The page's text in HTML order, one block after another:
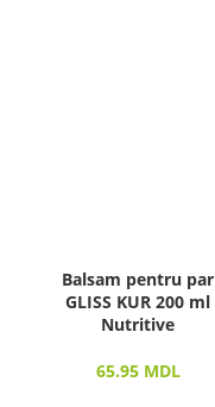
Balsam pentru par
GLISS KUR 200 ml
Nutritive
65.95 MDL